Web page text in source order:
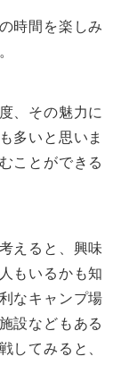
時間を楽しみ
、その魅力に
多いと思いま
ことができる
えると、興味
もいるかも知
なキャンプ場
設などもある
してみると、